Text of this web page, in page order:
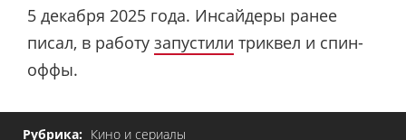
5 декабря 2025 года. Инсайдеры ранее
писал, в работу запустили триквел и спин-
оффы.
Рубрика: Кино и сериалы